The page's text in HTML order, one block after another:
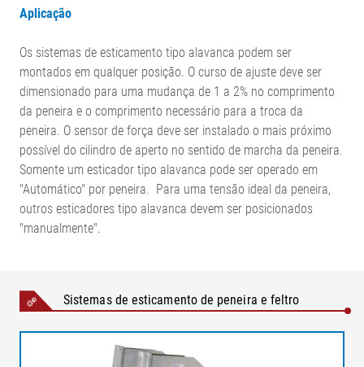
Aplicação
Os sistemas de esticamento tipo alavanca podem ser
montados em qualquer posição. O curso de ajuste deve ser
dimensionado para uma mudança de 1 a 2% no comprimento
da peneira e o comprimento necessário para a troca da
peneira. O sensor de força deve ser instalado o mais próximo
possível do cilindro de aperto no sentido de marcha da peneira.
Somente um esticador tipo alavanca pode ser operado em
"Automático" por peneira. Para uma tensão ideal da peneira,
outros esticadores tipo alavanca devem ser posicionados
"manualmente".
Sistemas de esticamento de peneira e feltro